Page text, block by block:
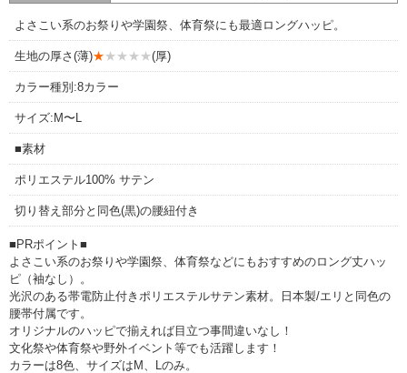
よさこい系のお祭りや学園祭、体育祭にも最適ロングハッピ。
生地の厚さ(薄)★★★★★(厚)
カラー種別:8カラー
サイズ:M〜L
■素材
ポリエステル100% サテン
切り替え部分と同色(黒)の腰紐付き
■PRポイント■
よさこい系のお祭りや学園祭、体育祭などにもおすすめのロング丈ハッ
ピ（袖なし）。
光沢のある帯電防止付きポリエステルサテン素材。日本製/エリと同色の
腰帯付属です。
オリジナルのハッピで揃えれば目立つ事間違いなし！
文化祭や体育祭や野外イベント等でも活躍します！
カラーは8色、サイズはM、Lのみ。